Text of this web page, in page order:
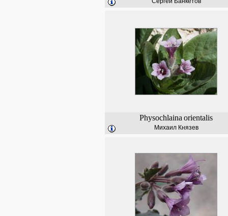
Physochlaina orientalis
Михаил Князев